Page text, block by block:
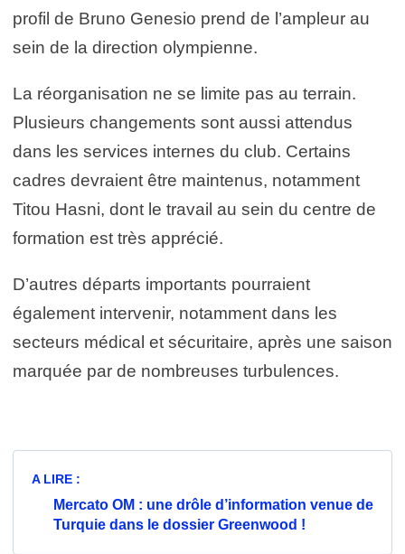
profil de Bruno Genesio prend de l’ampleur au
sein de la direction olympienne.
La réorganisation ne se limite pas au terrain.
Plusieurs changements sont aussi attendus
dans les services internes du club. Certains
cadres devraient être maintenus, notamment
Titou Hasni, dont le travail au sein du centre de
formation est très apprécié.
D’autres départs importants pourraient
également intervenir, notamment dans les
secteurs médical et sécuritaire, après une saison
marquée par de nombreuses turbulences.
A LIRE :
Mercato OM : une drôle d’information venue de
Turquie dans le dossier Greenwood !